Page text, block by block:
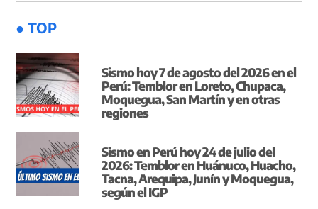
● TOP
Sismo hoy 7 de agosto del 2026 en el
Perú: Temblor en Loreto, Chupaca,
Moquegua, San Martín y en otras
regiones
Sismo en Perú hoy 24 de julio del
2026: Temblor en Huánuco, Huacho,
Tacna, Arequipa, Junín y Moquegua,
según el IGP